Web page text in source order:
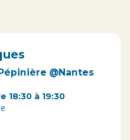
@Nantes
18:30 à 19:30